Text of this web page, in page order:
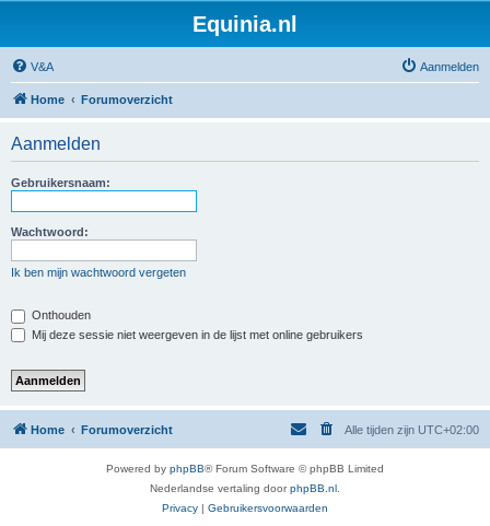
Equinia.nl
V&A Aanmelden
Home Forumoverzicht
Aanmelden
Gebruikersnaam:
Wachtwoord:
Ik ben mijn wachtwoord vergeten
Onthouden
Mij deze sessie niet weergeven in de lijst met online gebruikers
Home Forumoverzicht Alle tijden zijn UTC+02:00
Powered by phpBB® Forum Software © phpBB Limited
Nederlandse vertaling doorphpBB.nl.
Privacy | Gebruikersvoorwaarden